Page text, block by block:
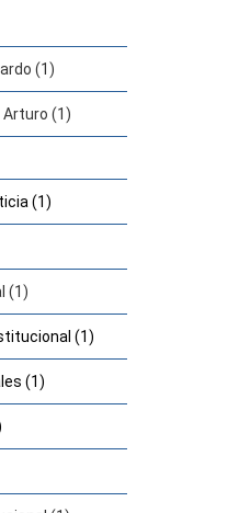
(1)
Arturo (1)
(1)
(1)
(1)
(1)